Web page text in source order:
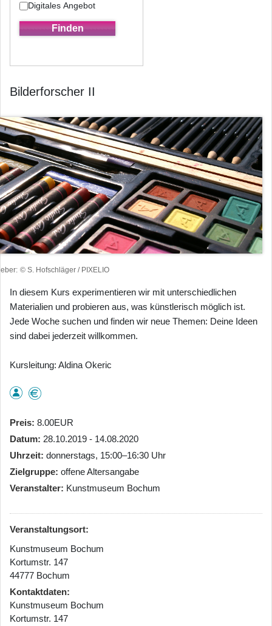
Digitales Angebot
Bilderforscher II
© S. Hofschläger / PIXELIO
In diesem Kurs experimentieren wir mit unterschiedlichen
Materialien und probieren aus, was künstlerisch möglich ist.
Jede Woche suchen und finden wir neue Themen: Deine Ideen
sind dabei jederzeit willkommen.
Kursleitung: Aldina Okeric
Preis 8.00EUR
Datum 28.10.2019 - 14.08.2020
Uhrzeit donnerstags, 15:00–16:30 Uhr
Zielgruppe offene Altersangabe
Veranstalter Kunstmuseum Bochum
Veranstaltungsort:
Kunstmuseum Bochum
Kortumstr. 147
44777 Bochum
Kontaktdaten
Kunstmuseum Bochum
Kortumstr. 147